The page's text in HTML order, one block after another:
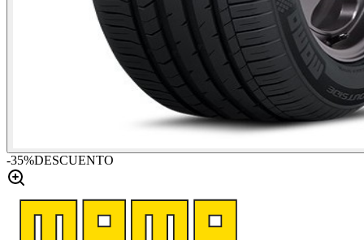
-35%DESCUENTO